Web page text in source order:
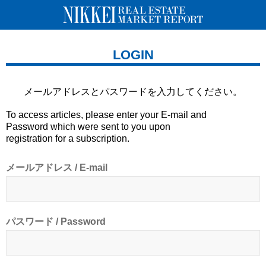
LOGIN
メールアドレスとパスワードを 入力してください。
To access articles, please enter your E-mail and
Password which were sent to you upon
registration for a subscription.
メールアドレス / E-mail
パスワード / Password